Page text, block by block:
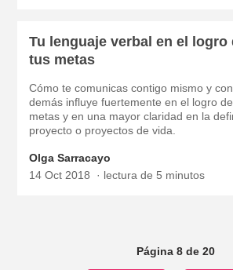
Tu lenguaje verbal en el logro
tus metas
Cómo te comunicas contigo mismo y
demás influye fuertemente en el logro
metas y en una mayor claridad en la
proyecto o proyectos de vida.
Olga Sarracayo
14 Oct 2018
lectura de 5 minutos
Página 8 de 20